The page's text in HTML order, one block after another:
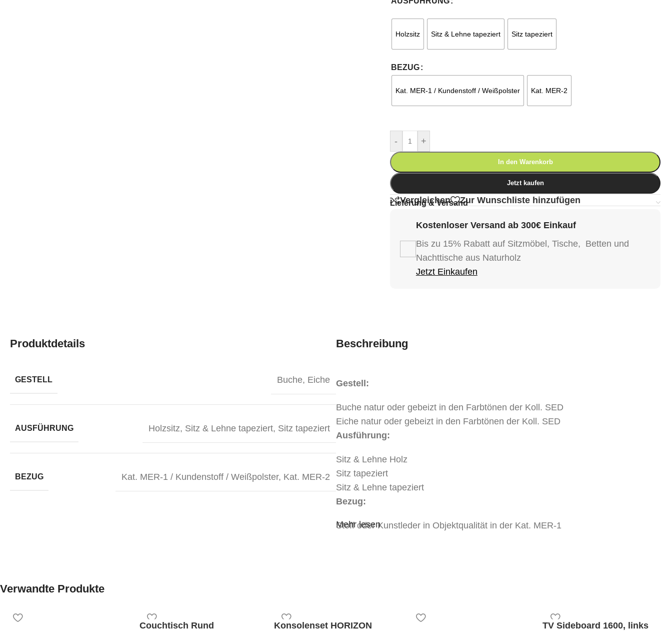
Holzsitz Sitz & Lehne tapeziert Sitz tapeziert
BEZUG
Kat. MER-1 / Kundenstoff / Weißpolster Kat. MER-2
- +
In den Warenkorb
Jetzt kaufen
Vergleichen Zur Wunschliste hinzufügen
Lieferung & Versand
Kostenloser Versand ab 300€ Einkauf
Bis zu 15% Rabatt auf Sitzmöbel, Tische, Betten und
Nachttische aus Naturholz
Jetzt Einkaufen
Produktdetails
GESTELL Buche, Eiche
AUSFÜHRUNG Holzsitz, Sitz & Lehne tapeziert, Sitz tapeziert
BEZUG Kat. MER-1 / Kundenstoff / Weißpolster, Kat. MER-2
Beschreibung
Gestell:
Buche natur oder gebeizt in den Farbtönen der Koll. SED
Eiche natur oder gebeizt in den Farbtönen der Koll. SED
Ausführung:
Sitz & Lehne Holz
Sitz tapeziert
Sitz & Lehne tapeziert
Bezug:
Stoff oder Kunstleder in Objektqualität in der Kat. MER-1
Mindestbestellmenge:
Mehr lesen
Verwandte Produkte
Couchtisch Rund Konsolenset HORIZON TV Sideboard 1600, links